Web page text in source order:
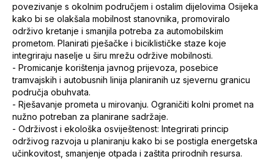
povezivanje s okolnim područjem i ostalim dijelovima Osijeka
kako bi se olakšala mobilnost stanovnika, promoviralo
održivo kretanje i smanjila potreba za automobilskim
prometom. Planirati pješačke i biciklističke staze koje
integriraju naselje u širu mrežu održive mobilnosti.
- Promicanje korištenja javnog prijevoza, posebice
tramvajskih i autobusnih linija planiranih uz sjevernu granicu
područja obuhvata.
- Rješavanje prometa u mirovanju. Ograničiti kolni promet na
nužno potreban za planirane sadržaje.
- Održivost i ekološka osviještenost: Integrirati princip
održivog razvoja u planiranju kako bi se postigla energetska
učinkovitost, smanjenje otpada i zaštita prirodnih resursa.